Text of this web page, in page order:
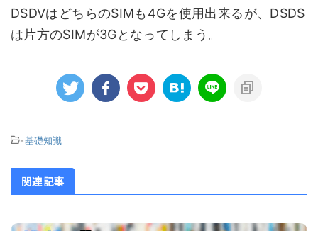
DSDVはどちらのSIMも4Gを使用出来るが、DSDS
は片方のSIMが3Gとなってしまう。
-基礎知識
関連記事